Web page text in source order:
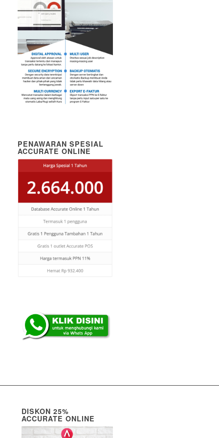
PENAWARAN SPESIAL
ACCURATE ONLINE
DISKON 25%
ACCURATE ONLINE